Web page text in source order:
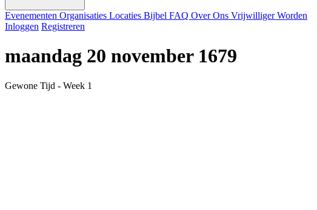
Evenementen Organisaties Locaties Bijbel FAQ Over Ons Vrijwilliger Worden
Inloggen Registreren
maandag 20 november 1679
Gewone Tijd - Week 1